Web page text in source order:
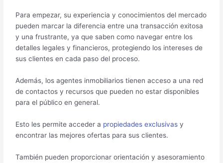
Para empezar, su experiencia y conocimientos del mercado
pueden marcar la diferencia entre una transacción exitosa
y una frustrante, ya que saben como navegar entre los
detalles legales y financieros, protegiendo los intereses de
sus clientes en cada paso del proceso.
Además, los agentes inmobiliarios tienen acceso a una red
de contactos y recursos que pueden no estar disponibles
para el público en general.
Esto les permite acceder a propiedades exclusivas y
encontrar las mejores ofertas para sus clientes.
También pueden proporcionar orientación y asesoramiento